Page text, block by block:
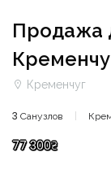
Продажа
Кременчуг
3 Санузлов
77 300₴